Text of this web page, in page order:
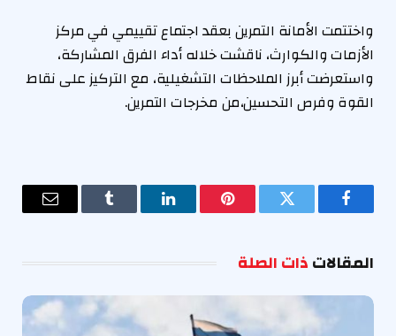
واختتمت الأمانة التمرين بعقد اجتماع تقييمي في مركز
الأزمات والكوارث، ناقشت خلاله أداء الفرق المشاركة،
واستعرضت أبرز الملاحظات التشغيلية، مع التركيز على نقاط
القوة وفرص التحسين،من مخرجات التمرين.
فيسبوك تويتر بينتيريستلينكدإن Tumblr
البريد
المقالاتذات الصلة